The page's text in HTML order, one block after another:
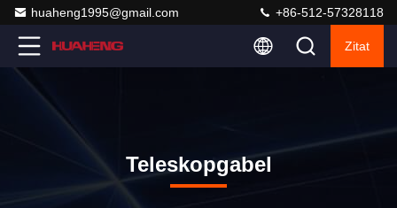
huaheng1995@gmail.com +86-512-57328118
Zitat
Teleskopgabel